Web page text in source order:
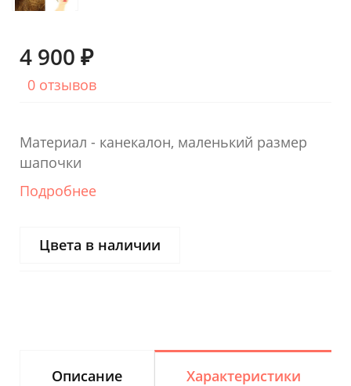
4 900 ₽
0 отзывов
Материал - канекалон, маленький размер
шапочки
Подробнее
Цвета в наличии
Описание Характеристики